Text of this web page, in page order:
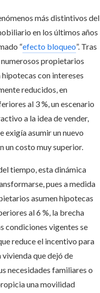
más distintivos del
en los últimos años
“efecto bloqueo”. Tras
numerosos propietarios
con intereses
reducidos, en
al 3 %, un escenario
a la idea de vender,
exigía asumir un nuevo
un costo muy superior.
tiempo, esta dinámica
pues a medida
asumen hipotecas
al 6 %, la brecha
condiciones vigentes se
reduce el incentivo para
vivienda que dejó de
necesidades familiares o
una movilidad